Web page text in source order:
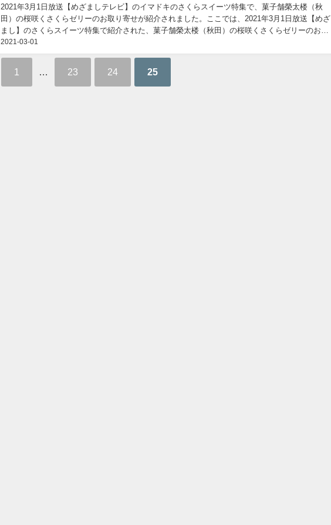
2021-03-01
2021年3月1日放送【めざましテレビ】のイマドキのさくらスイーツ特集で、菓子舗榮太楼（秋
田）の桜咲くさくらゼリーのお取り寄せが紹介されました。ここでは、2021年3月1日放送【めざ
まし】のさくらスイーツ特集で紹介された、菓子舗榮太楼（秋田）の桜咲くさくらゼリーのお取
り寄せについてまとめました。 【めざまし】菓子舗榮太...
1 23 24 25